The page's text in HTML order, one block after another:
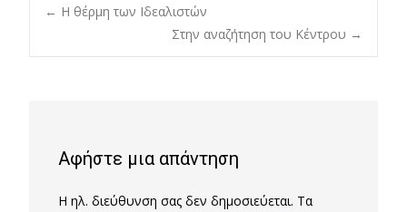
Post
← Η θέρμη των Ιδεαλιστών
Στην αναζήτηση του Κέντρου →
Αφήστε μια απάντηση
Η ηλ. διεύθυνση σας δεν δημοσιεύεται. Τα